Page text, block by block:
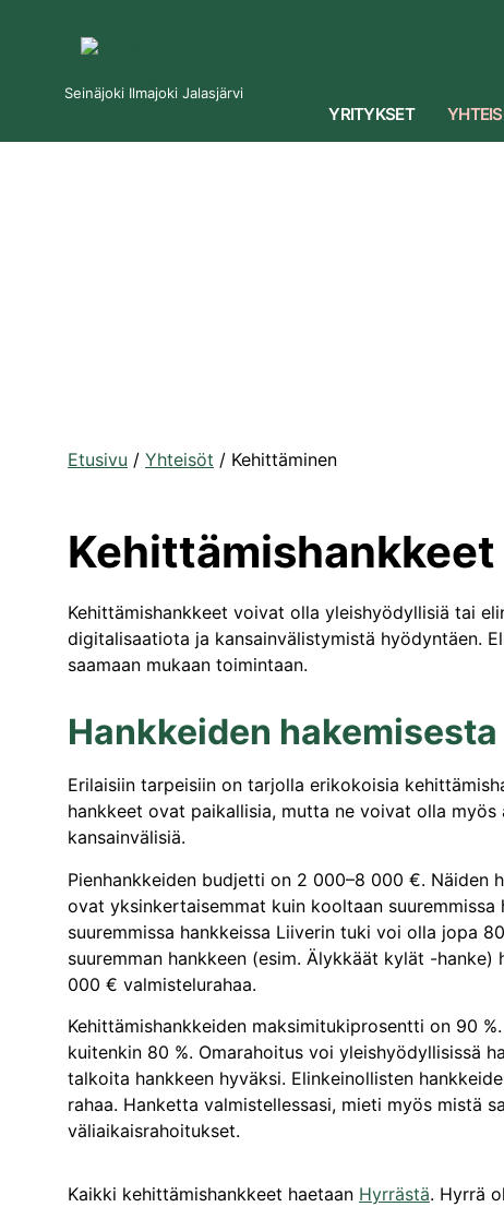
Seinäjoki Ilmajoki Jalasjärvi
YRITYKSET
Etusivu / Yhteisöt / Kehittäminen
Kehittämishankkeet
Kehittämishankkeet voivat olla yleishyödyllisiä tai
digitalisaatiota ja kansainvälistymistä hyödyntäen.
saamaan mukaan toimintaan.
Hankkeiden hakemisesta
Erilaisiin tarpeisiin on tarjolla erikokoisia
hankkeet ovat paikallisia, mutta ne voivat olla myös
kansainvälisiä.
Pienhankkeiden budjetti on 2 000–8 000 €. Näiden
ovat yksinkertaisemmat kuin kooltaan suuremmissa
suuremmissa hankkeissa Liiverin tuki voi olla jopa
suuremman hankkeen (esim. Älykkäät kylät -hanke)
000 € valmistelurahaa.
Kehittämishankkeiden maksimitukiprosentti on 90
kuitenkin 80 %. Omarahoitus voi yleishyödyllisissä
talkoita hankkeen hyväksi. Elinkeinollisten
rahaa. Hanketta valmistellessasi, mieti myös mistä
väliaikaisrahoitukset.
Kaikki kehittämishankkeet haetaan Hyrrästä. Hyrrä